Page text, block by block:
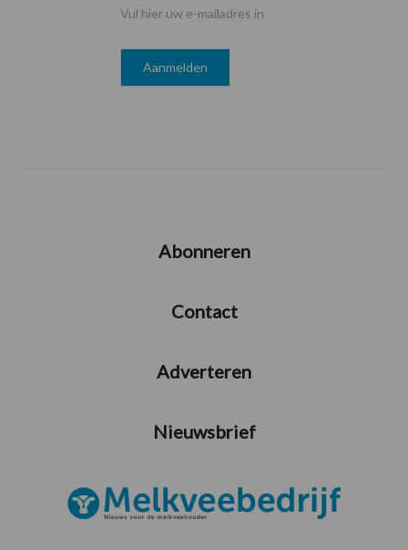
Vul hier uw e-mailadres in
Abonneren
Contact
Adverteren
Nieuwsbrief